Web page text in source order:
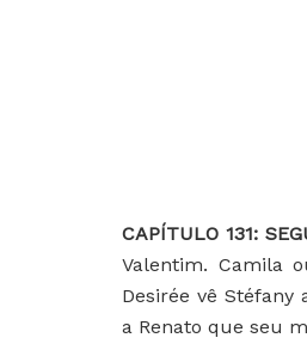
CAPÍTULO 131:
Valentim. Camila
Desirée vê
a Renato que seu